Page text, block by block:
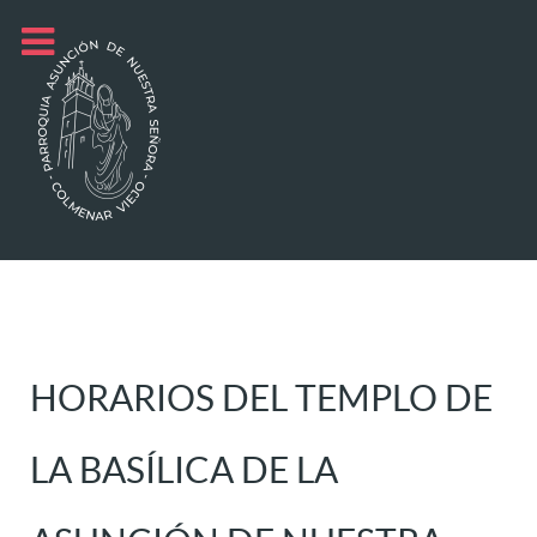
HORARIOS DEL TEMPLO DE
LA BASÍLICA DE LA